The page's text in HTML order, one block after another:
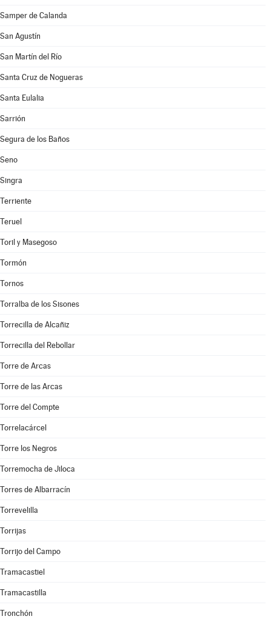
Samper de Calanda
San Agustín
San Martín del Río
Santa Cruz de Nogueras
Santa Eulalia
Sarrión
Segura de los Baños
Seno
Singra
Terriente
Teruel
Toril y Masegoso
Tormón
Tornos
Torralba de los Sisones
Torrecilla de Alcañiz
Torrecilla del Rebollar
Torre de Arcas
Torre de las Arcas
Torre del Compte
Torrelacárcel
Torre los Negros
Torremocha de Jiloca
Torres de Albarracín
Torrevelilla
Torrijas
Torrijo del Campo
Tramacastiel
Tramacastilla
Tronchón